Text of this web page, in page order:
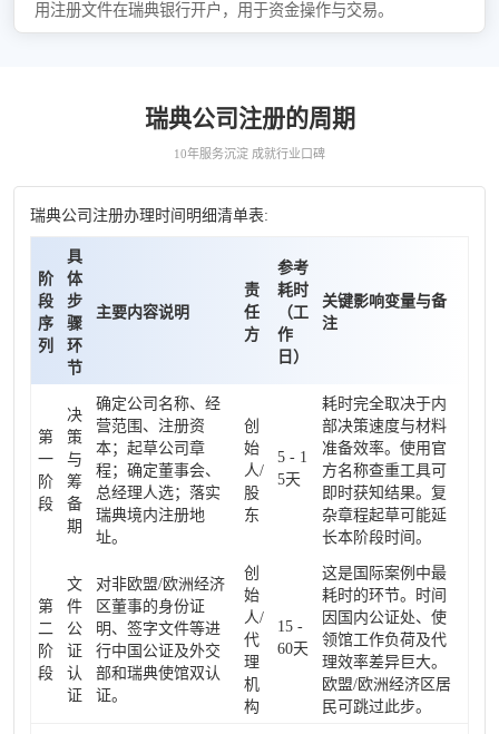
用注册文件在瑞典银行开户，用于资金操作与交易。
瑞典公司注册的周期
10年服务沉淀 成就行业口碑
瑞典公司注册办理时间明细清单表:
阶
段
序
列
具
体
步
骤
环
节
主要内容说明
责
任
方
参考
耗时
（工
作
日）
关键影响变量与备
注
第
一
阶
段
决
策
与
筹
备
期
确定公司名称、经
营范围、注册资
本；起草公司章
程；确定董事会、
总经理人选；落实
瑞典境内注册地
址。
创
始
人/
股
东
5 - 1
5天
耗时完全取决于内
部决策速度与材料
准备效率。使用官
方名称查重工具可
即时获知结果。复
杂章程起草可能延
长本阶段时间。
第
二
阶
段
文
件
公
证
认
证
对非欧盟/欧洲经济
区董事的身份证
明、签字文件等进
行中国公证及外交
部和瑞典使馆双认
证。
创
始
人/
代
理
机
构
15 -
60天
这是国际案例中最
耗时的环节。时间
因国内公证处、使
领馆工作负荷及代
理效率差异巨大。
欧盟/欧洲经济区居
民可跳过此步。